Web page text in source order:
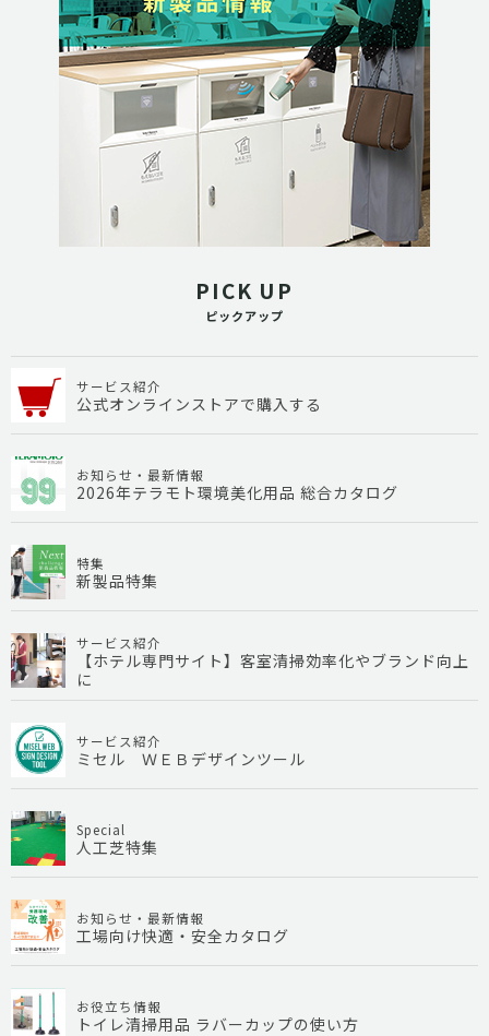
PICK UP
ピックアップ
サービス紹介
公式オンラインストアで購入する
お知らせ・最新情報
2026年テラモト環境美化用品 総合カタログ
特集
新製品特集
サービス紹介
【ホテル専門サイト】客室清掃効率化やブランド向上
に
サービス紹介
ミセル ＷＥＢデザインツール
Special
人工芝特集
お知らせ・最新情報
工場向け快適・安全カタログ
お役立ち情報
トイレ清掃用品 ラバーカップの使い方